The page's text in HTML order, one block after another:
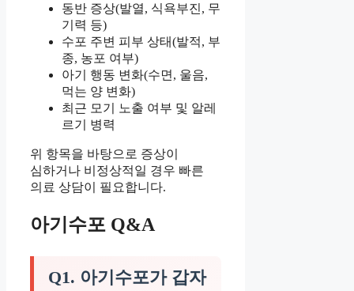
동반 증상(발열, 식욕부진, 무
기력 등)
수포 주변 피부 상태(발적, 부
종, 농포 여부)
아기 행동 변화(수면, 울음,
먹는 양 변화)
최근 모기 노출 여부 및 알레
르기 병력
위 항목을 바탕으로 증상이
심하거나 비정상적일 경우 빠른
의료 상담이 필요합니다.
아기수포 Q&A
Q1. 아기수포가 갑자